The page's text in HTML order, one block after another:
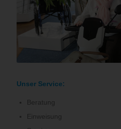
Unser Service:
Beratung
Einweisung